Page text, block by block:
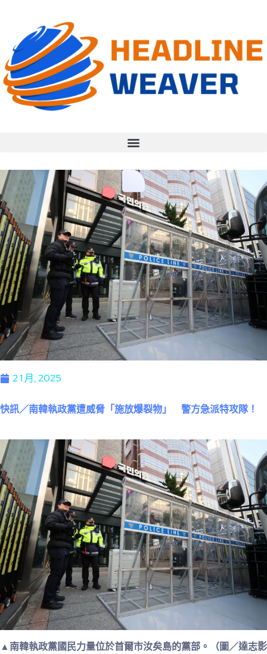
2 1 月, 2025
快訊／南韓執政黨遭威脅「施放爆裂物」 警方急派特攻隊！
▲南韓執政黨國民力量位於首爾市汝矣島的黨部。（圖／達志影